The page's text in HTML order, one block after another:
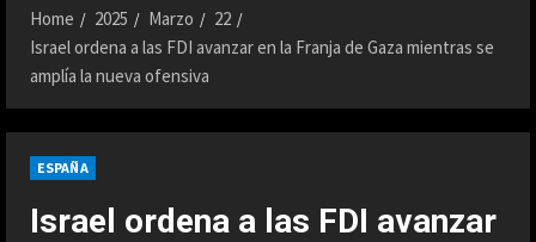
Home 2025 Marzo
22
Israel ordena a las FDI avanzar en la Franja de Gaza mientras se
amplía la nueva ofensiva
ESPAÑA
Israel ordena a las FDI avanzar